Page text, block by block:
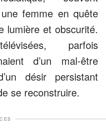
femme en quête
lumière et obscurité.
parfois
d’un mal-être
désir persistant
se reconstruire.